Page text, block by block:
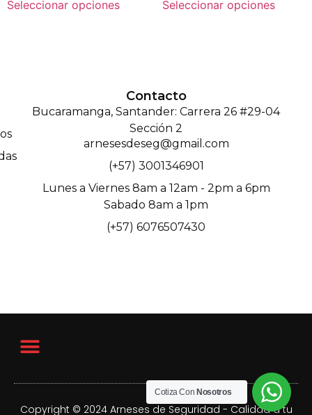
Seleccionar opciones Seleccionar opciones
Contacto
Bucaramanga, Santander: Carrera 26 #29-04
Sección 2
arnesesdeseg@gmail.com
(+57) 3001346901
Lunes a Viernes 8am a 12am - 2pm a 6pm
Sabado 8am a 1pm
(+57) 6076507430
Copyright © 2024 Arneses de Seguridad - Calidad a tu
Cotiza Con Nosotros